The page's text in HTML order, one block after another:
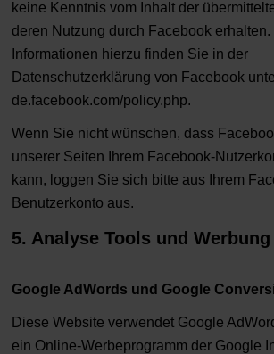
keine Kenntnis vom Inhalt der
deren Nutzung durch Facebook erhalten.
Informationen hierzu finden Sie in der
Datenschutzerklärung von Facebook
de.facebook.com/policy.php.
Wenn Sie nicht wünschen, dass
unserer Seiten Ihrem Facebook-
kann, loggen Sie sich bitte aus Ihrem
Benutzerkonto aus.
5. Analyse Tools und Werbung
Google AdWords und Google
Diese Website verwendet Google
ein Online-Werbeprogramm der Google